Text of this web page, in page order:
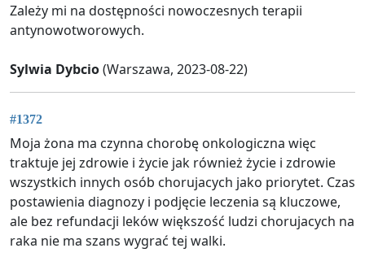
Zależy mi na dostępności nowoczesnych terapii
antynowotworowych.
Sylwia Dybcio(Warszawa, 2023-08-22)
#1372
Moja żona ma czynna chorobę onkologiczna więc
traktuje jej zdrowie i życie jak również życie i zdrowie
wszystkich innych osób chorujacych jako priorytet. Czas
postawienia diagnozy i podjęcie leczenia są kluczowe,
ale bez refundacji leków większość ludzi chorujacych na
raka nie ma szans wygrać tej walki.